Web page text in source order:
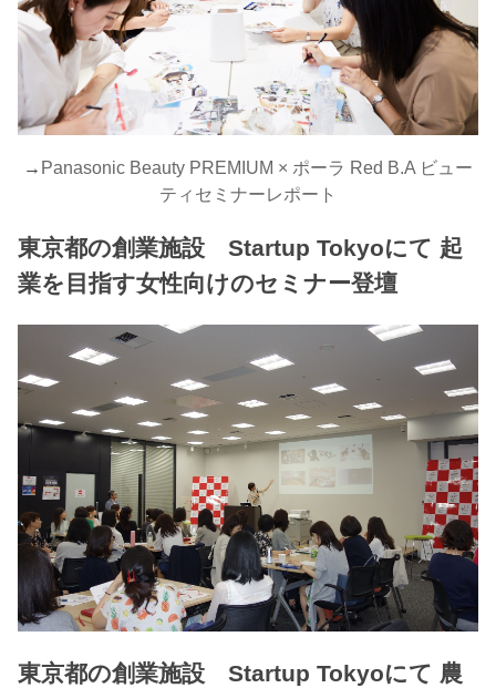
→ Panasonic Beauty PREMIUM × ポーラ Red B.A ビュー
ティセミナーレポート
東京都の創業施設 Startup Tokyoにて 起
業を目指す女性向けのセミナー登壇
東京都の創業施設 Startup Tokyoにて 農